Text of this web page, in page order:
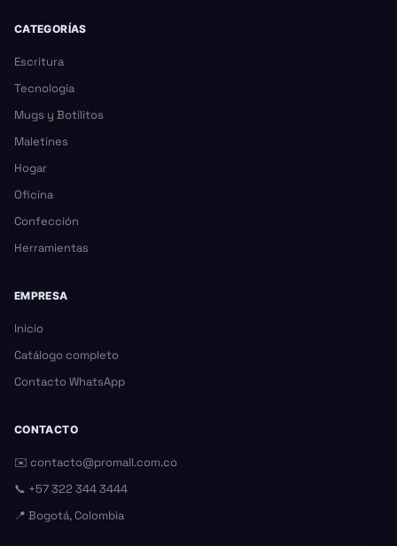
CATEGORÍAS
Escritura
Tecnología
Mugs y Botilitos
Maletines
Hogar
Oficina
Confección
Herramientas
EMPRESA
Inicio
Catálogo completo
Contacto WhatsApp
CONTACTO
✉️ contacto@promall.com.co
📞 +57 322 344 3444
📍 Bogotá, Colombia